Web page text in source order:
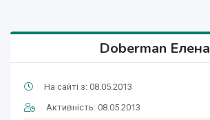
Doberman Елена
На сайті з: 08.05.2013
Активність: 08.05.2013